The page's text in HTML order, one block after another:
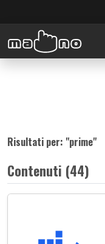
Risultati per: "prime"
Contenuti (44)